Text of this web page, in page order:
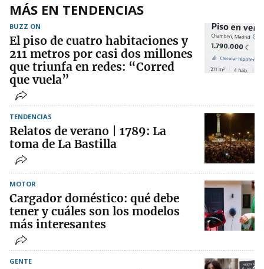
MÁS EN TENDENCIAS
BUZZ ON
El piso de cuatro habitaciones y
211 metros por casi dos millones
que triunfa en redes: “Corred
que vuela”
TENDENCIAS
Relatos de verano | 1789: La
toma de La Bastilla
MOTOR
Cargador doméstico: qué debe
tener y cuáles son los modelos
más interesantes
GENTE